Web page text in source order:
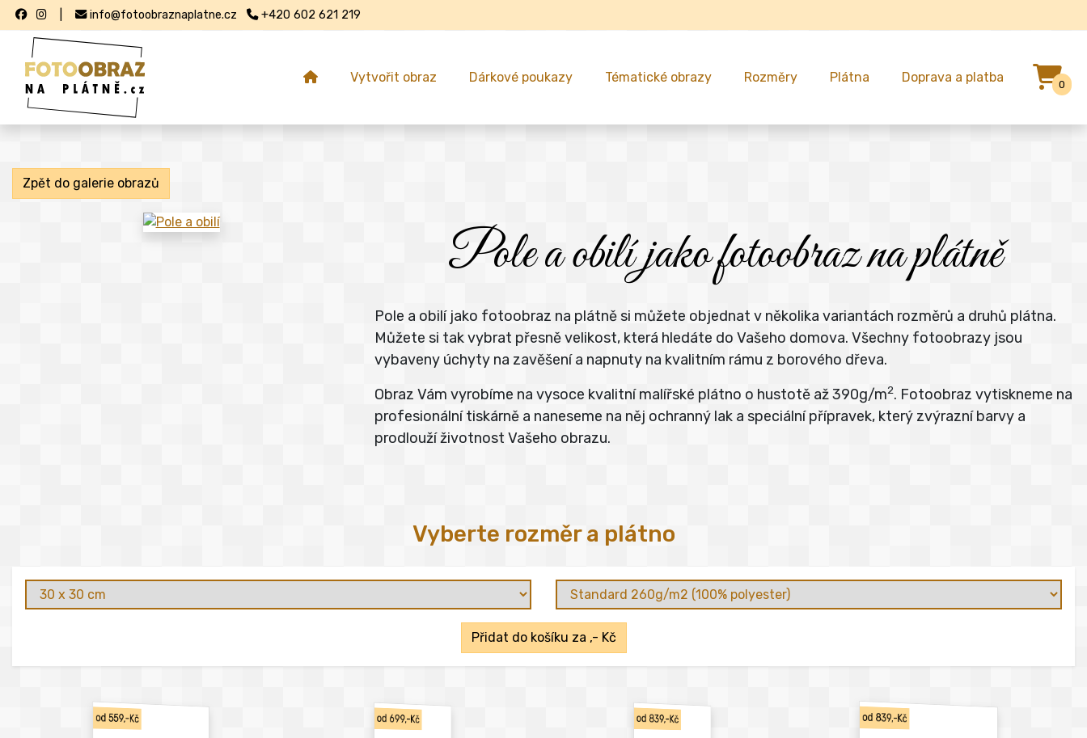
info@fotoobraznaplatne.cz +420 602 621 219
Vytvořit obraz Dárkové poukazy Tématické obrazy Rozměry Plátna Doprava a platba 0
Zpět do galerie obrazů
Pole a obilí jako fotoobraz na plátně
Pole a obilí jako fotoobraz na plátně si můžete objednat v několika variantách rozměrů a druhů plátna.
Můžete si tak vybrat přesně velikost, která hledáte do Vašeho domova. Všechny fotoobrazy jsou
vybaveny úchyty na zavěšení a napnuty na kvalitním rámu z borového dřeva.
Obraz Vám vyrobíme na vysoce kvalitní malířské plátno o hustotě až 390g/m2. Fotoobraz vytiskneme na
profesionální tiskárně a naneseme na něj ochranný lak a speciální přípravek, který zvýrazní barvy a
prodlouží životnost Vašeho obrazu.
Vyberte rozměr a plátno
Přidat do košíku za ,- Kč
od 559,-Kč od 699,-Kč od 839,-Kč od 839,-Kč